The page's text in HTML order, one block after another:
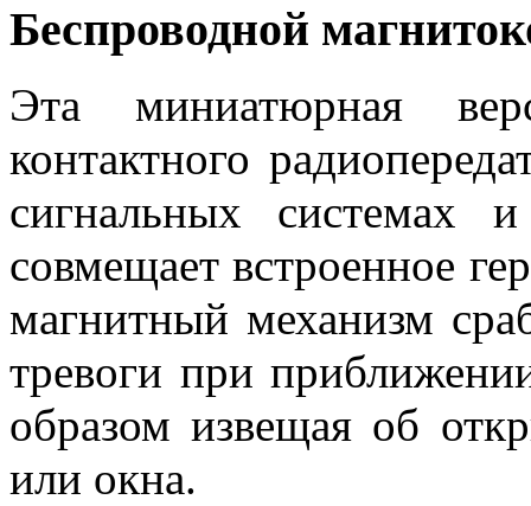
Беспроводной
Эта миниатюрная
контактного
сигнальных системах
совмещает встроенное
магнитный механизм
тревоги при
образом извещая об
или окна.